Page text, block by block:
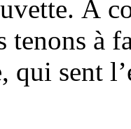
À
tenons à
sent